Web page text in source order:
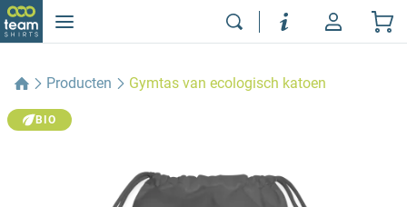
Producten Gymtas van ecologisch katoen
BIO